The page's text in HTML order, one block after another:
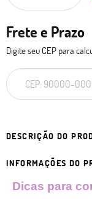
Frete e Prazo
Digite seu CEP para
DESCRIÇÃO DO
INFORMAÇÕES DO
Dicas para